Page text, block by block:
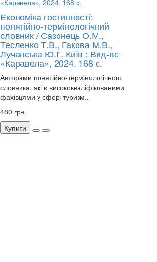
Економіка гостинності:
понятійно-термінологічний
словник / Сазонець О.М.,
Тесленко Т.В., Гакова М.В.,
Лучанська Ю.Г. Київ : Вид-во
«Каравела», 2024. 168 с.
Авторами понятійно-термінологічного
словника, які є висококваліфікованими
фахівцями у сфері туризм..
480 грн.
Купити